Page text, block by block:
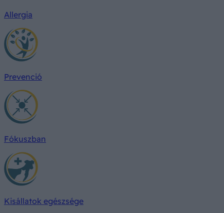
Allergia
Prevenció
Fókuszban
Kisállatok egészsége